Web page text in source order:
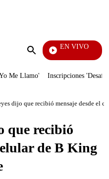
Enviar
EN VIVO
Yo Me Llamo
Me Llamo' Inscripciones
dijo que recibió mensaje desde el
que recibió
de B King